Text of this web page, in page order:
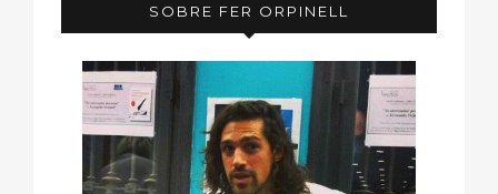
SOBRE FER ORPINELL